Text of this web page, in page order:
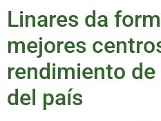
Linares da
mejores
rendimiento
del país